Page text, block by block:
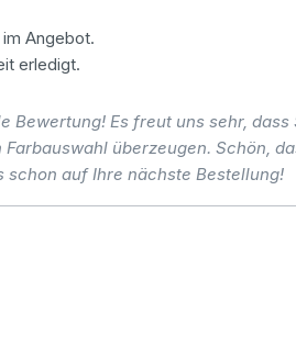
Angebot.
erledigt.
Es freut uns sehr, dass
überzeugen. Schön,
auf Ihre nächste Bestellung!